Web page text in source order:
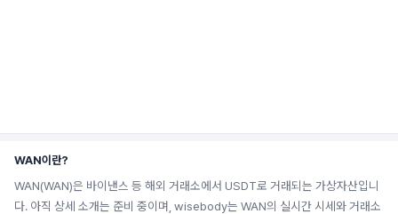
WAN이란?
WAN(WAN)은 바이낸스 등 해외 거래소에서 USDT로 거래되는 가상자산입니
다. 아직 상세 소개는 준비 중이며, wisebody는 WAN의 실시간 시세와 거래소